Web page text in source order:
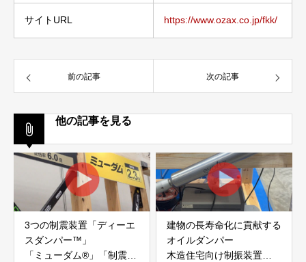
サイトURL https://www.ozax.co.jp/fkk/
前の記事 次の記事
他の記事を見る
3つの制震装置「ディーエ
スダンパー™」
「ミューダム®」「制震テ
建物の長寿命化に貢献する
オイルダンパー
木造住宅向け制振装置